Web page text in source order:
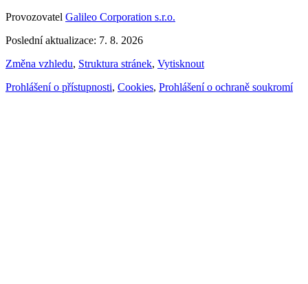
Provozovatel Galileo Corporation s.r.o.
Poslední aktualizace: 7. 8. 2026
Změna vzhledu, Struktura stránek, Vytisknout
Prohlášení o přístupnosti, Cookies, Prohlášení o ochraně soukromí